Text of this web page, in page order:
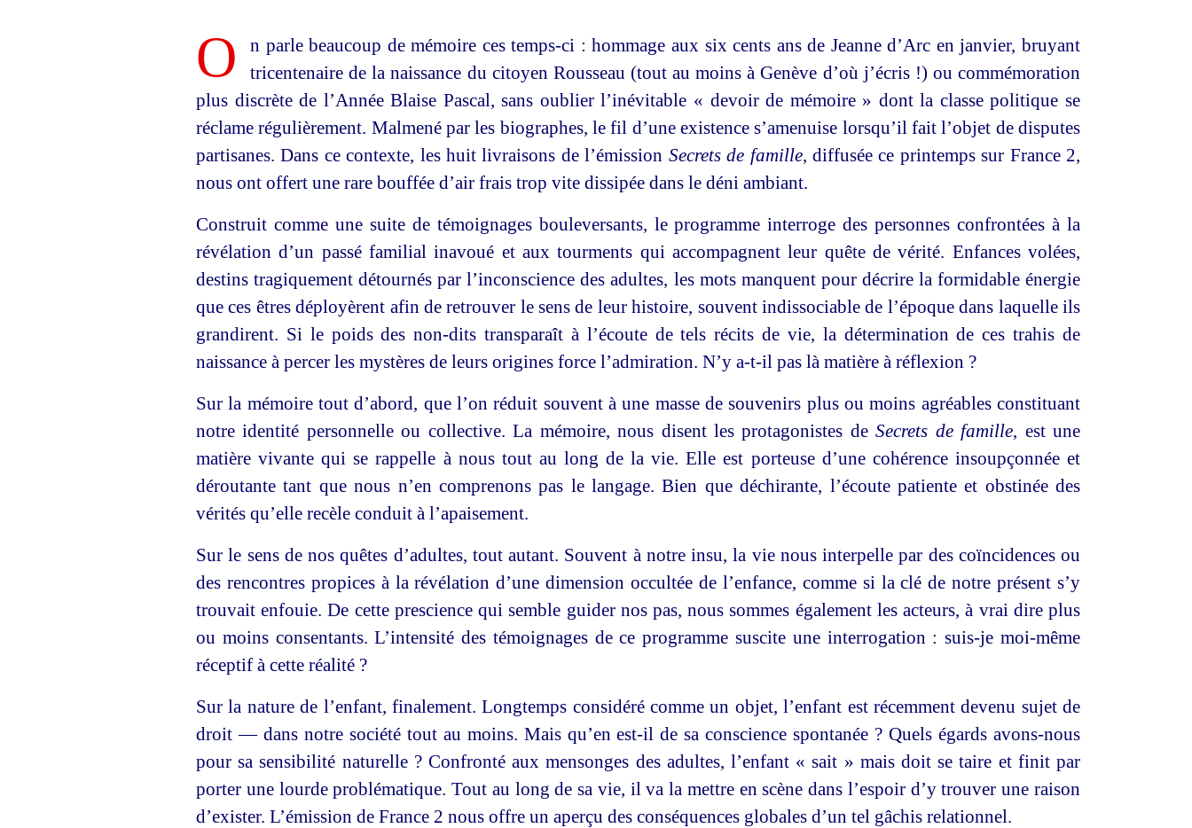
O
n parle beaucoup de mémoire ces temps-ci : hommage aux six cents ans de Jeanne d’Arc en janvier, bruyant
tricentenaire de la naissance du citoyen Rousseau (tout au moins à Genève d’où j’écris !) ou commémoration
plus discrète de l’Année Blaise Pascal, sans oublier l’inévitable « devoir de mémoire » dont la classe politique se
réclame régulièrement. Malmené par les biographes, le fil d’une existence s’amenuise lorsqu’il fait l’objet de disputes
partisanes. Dans ce contexte, les huit livraisons de l’émission Secrets de famille, diffusée ce printemps sur France 2,
nous ont offert une rare bouffée d’air frais trop vite dissipée dans le déni ambiant.
Construit comme une suite de témoignages bouleversants, le programme interroge des personnes confrontées à la
révélation d’un passé familial inavoué et aux tourments qui accompagnent leur quête de vérité. Enfances volées,
destins tragiquement détournés par l’inconscience des adultes, les mots manquent pour décrire la formidable énergie
que ces êtres déployèrent afin de retrouver le sens de leur histoire, souvent indissociable de l’époque dans laquelle ils
grandirent. Si le poids des non-dits transparaît à l’écoute de tels récits de vie, la détermination de ces trahis de
naissance à percer les mystères de leurs origines force l’admiration. N’y a-t-il pas là matière à réflexion ?
Sur la mémoire tout d’abord, que l’on réduit souvent à une masse de souvenirs plus ou moins agréables constituant
notre identité personnelle ou collective. La mémoire, nous disent les protagonistes deSecrets de famille, est une
matière vivante qui se rappelle à nous tout au long de la vie. Elle est porteuse d’une cohérence insoupçonnée et
déroutante tant que nous n’en comprenons pas le langage. Bien que déchirante, l’écoute patiente et obstinée des
vérités qu’elle recèle conduit à l’apaisement.
Sur le sens de nos quêtes d’adultes, tout autant. Souvent à notre insu, la vie nous interpelle par des coïncidences ou
des rencontres propices à la révélation d’une dimension occultée de l’enfance, comme si la clé de notre présent s’y
trouvait enfouie. De cette prescience qui semble guider nos pas, nous sommes également les acteurs, à vrai dire plus
ou moins consentants. L’intensité des témoignages de ce programme suscite une interrogation : suis-je moi-même
réceptif à cette réalité ?
Sur la nature de l’enfant, finalement. Longtemps considéré comme un objet, l’enfant est récemment devenu sujet de
droit — dans notre société tout au moins. Mais qu’en est-il de sa conscience spontanée ? Quels égards avons-nous
pour sa sensibilité naturelle ? Confronté aux mensonges des adultes, l’enfant « sait » mais doit se taire et finit par
porter une lourde problématique. Tout au long de sa vie, il va la mettre en scène dans l’espoir d’y trouver une raison
d’exister. L’émission de France 2 nous offre un aperçu des conséquences globales d’un tel gâchis relationnel.